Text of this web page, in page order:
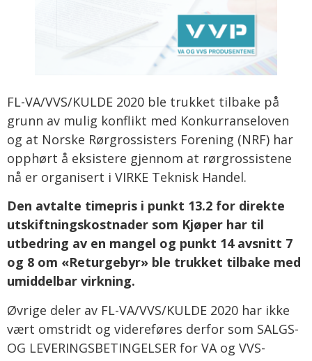
FL-VA/VVS/KULDE 2020 ble trukket tilbake på
grunn av mulig konflikt med Konkurranseloven
og at Norske Rørgrossisters Forening (NRF) har
opphørt å eksistere gjennom at rørgrossistene
nå er organisert i VIRKE Teknisk Handel.
Den avtalte timepris i punkt 13.2 for direkte
utskiftningskostnader som Kjøper har til
utbedring av en mangel og punkt 14 avsnitt 7
og 8 om «Returgebyr» ble trukket tilbake med
umiddelbar virkning.
Øvrige deler av FL-VA/VVS/KULDE 2020 har ikke
vært omstridt og videreføres derfor som SALGS-
OG LEVERINGSBETINGELSER for VA og VVS-